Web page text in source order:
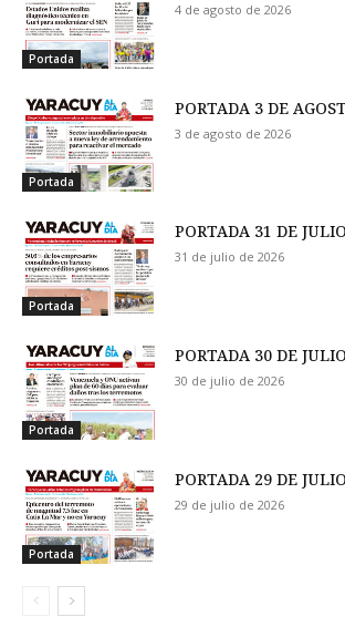
Portada
4 de agosto de 2026
Portada
PORTADA 3 DE
3 de agosto de 2026
Portada
PORTADA 31 DE JULIO
31 de julio de 2026
Portada
PORTADA 30 DE JULIO
30 de julio de 2026
Portada
PORTADA 29 DE JULIO
29 de julio de 2026